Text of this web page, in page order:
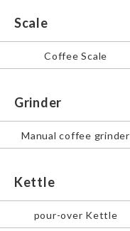
Scale
Coffee Scale
Grinder
Manual coffee grinder
Kettle
pour-over Kettle